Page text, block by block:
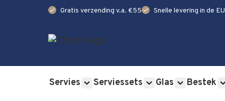
check Gratis verzending v.a. €55check Snelle levering in de EU
Servies Serviessets Glas Bestek